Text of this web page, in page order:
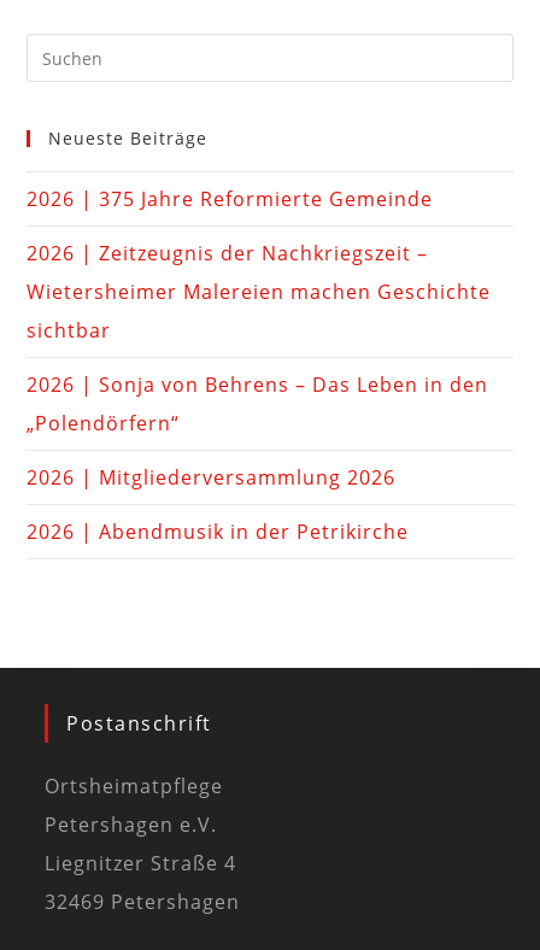
Neueste Beiträge
2026 | 375 Jahre Reformierte Gemeinde
2026 | Zeitzeugnis der Nachkriegszeit –
Wietersheimer Malereien machen Geschichte
sichtbar
2026 | Sonja von Behrens – Das Leben in den
„Polendörfern“
2026 | Mitgliederversammlung 2026
2026 | Abendmusik in der Petrikirche
Postanschrift
Ortsheimatpflege
Petershagen e.V.
Liegnitzer Straße 4
32469 Petershagen